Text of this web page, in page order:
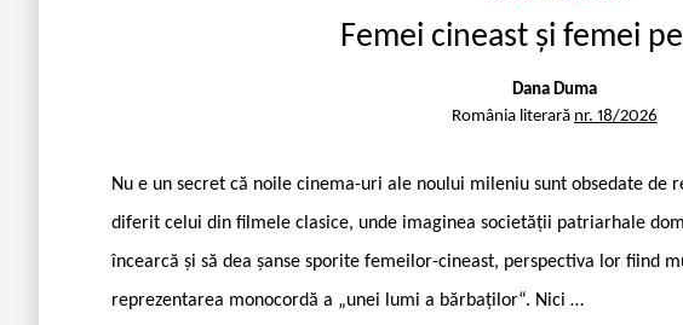
Femei cineast și femei
Dana Duma
România literară nr. 18/2026
Nu e un secret că noile cinema-uri ale noului mileniu sunt obsedate de
diferit celui din filmele clasice, unde imaginea societăţii patriarhale
încearcă şi să dea şanse sporite femeilor-cineast, perspectiva lor fiind
reprezentarea monocordă a „unei lumi a bărbaţilor“. Nici …